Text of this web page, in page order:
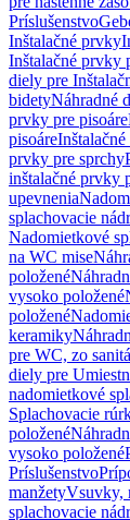
Príslušenstvo
Inštalačné prvky
Inštalačné prvky
diely pre
bidetyNáhradné
prvky pre pisoáre
pisoáre
prvky pre sprchy
inštalačné prvky
upevnenia
splachovacie
Nadomietkové
na WC mise
položené
vysoko položené
položené
keramiky
pre WC, zo
diely pre
nadomietkové
Splachovacie
položené
vysoko položené
Príslušenstvo
manžetyVsuvky,
splachovacie